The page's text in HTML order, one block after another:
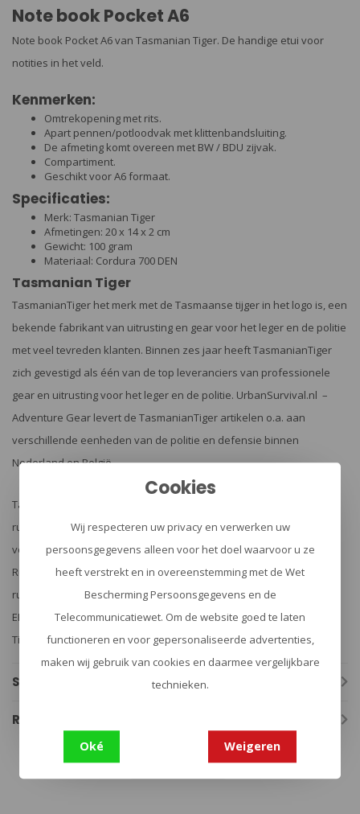
Note book Pocket A6
Note book Pocket A6 van Tasmanian Tiger. De handige etui voor
notities in het veld.
Kenmerken:
Omtrekopening met rits.
Apart pennen/potloodvak met klittenbandsluiting.
De afmeting komt overeen met BW / BDU zijvak.
Compartiment.
Geschikt voor A6 formaat.
Specificaties:
Merk: Tasmanian Tiger
Afmetingen: 20 x 14 x 2 cm
Gewicht: 100 gram
Materiaal: Cordura 700 DEN
Tasmanian Tiger
TasmanianTiger het merk met de Tasmaanse tijger in het logo is, een
bekende fabrikant van uitrusting en gear voor het leger en de politie
met veel tevreden klanten. Binnen zes jaar heeft TasmanianTiger
zich gevestigd als één van de top leveranciers van professionele
gear en uitrusting voor het leger en de politie. UrbanSurvival.nl –
Adventure Gear levert de TasmanianTiger artikelen o.a. aan
verschillende eenheden van de politie en defensie binnen
Nederland en België.
TasmanianTiger heeft zijn sporen verdiend in het bijzonder met
rugzakken voor verschillende toepassingsgebieden. Rugzakken
voor individuele militairen op missie voor een aantal weken.
Rugzakken voor sluipschutters met quick-release systeem. Grote
rugzakken voor transport en technisch hoogwaardige rugzakken
EHBO of functionele rugzakken voor gebruik overdag. Tasmanian
Tiger biedt het juiste model voor elk gebied van de applicatie.
Specificaties
Reviews
Cookies
Wij respecteren uw privacy en verwerken uw
persoonsgegevens alleen voor het doel waarvoor u ze
heeft verstrekt en in overeenstemming met de Wet
Bescherming Persoonsgegevens en de
Telecommunicatiewet. Om de website goed te laten
functioneren en voor gepersonaliseerde advertenties,
maken wij gebruik van cookies en daarmee vergelijkbare
technieken.
Oké Weigeren